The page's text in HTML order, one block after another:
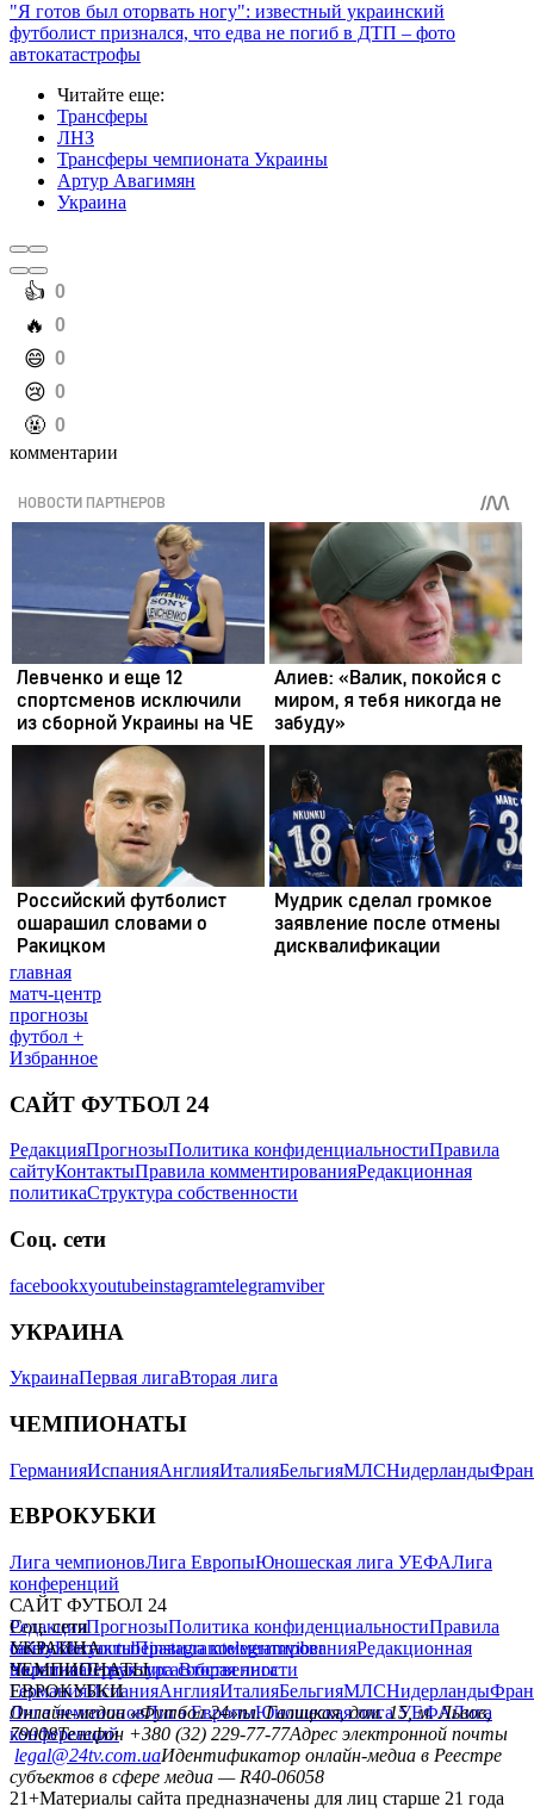
"Я готов был оторвать ногу": известный украинский
футболист признался, что едва не погиб в ДТП – фото
автокатастрофы
Читайте еще:
Трансферы
ЛНЗ
Трансферы чемпионата Украины
Артур Авагимян
Украина
️👍 0
️🔥 0
️😄 0
️😢 0
️🤬 0
комментарии
главная
матч-центр
прогнозы
футбол +
Избранное
САЙТ ФУТБОЛ 24
РедакцияПрогнозыПолитика конфиденциальностиПравила
сайтуКонтактыПравила комментированияРедакционная
политикаСтруктура собственности
Соц. сети
facebookxyoutubeinstagramtelegramviber
УКРАИНА
УкраинаПервая лигаВторая лига
ЧЕМПИОНАТЫ
ГерманияИспанияАнглияИталияБельгияМЛСНидерланды
ЕВРОКУБКИ
Лига чемпионовЛига ЕвропыЮношеская лига УЕФАЛига
конференций
САЙТ ФУТБОЛ 24
РедакцияПрогнозыПолитика конфиденциальностиПравила
сайтуКонтактыПравила комментированияРедакционная
политикаСтруктура собственности
Соц. сети
facebookxyoutubeinstagramtelegramviber
УКРАИНА
УкраинаПервая лигаВторая лига
ЧЕМПИОНАТЫ
ГерманияИспанияАнглияИталияБельгияМЛСНидерланды
ЕВРОКУБКИ
Лига чемпионовЛига ЕвропыЮношеская лига УЕФАЛига
конференций
Онлайн-медиа «Футбол 24»пл. Галицкая, дом. 15, м. Львов,
79008Телефон +380 (32) 229-77-77Адрес электронной почты
legal@24tv.com.uaИдентификатор онлайн-медиа в Реестре
субъектов в сфере медиа — R40-06058
21+Материалы сайта предназначены для лиц старше 21 года